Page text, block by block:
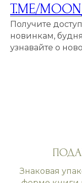
T.ME/
Получите
новинкам,
узнавайте о
Знаковая